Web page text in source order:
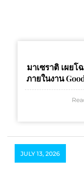
มาเซราติ เผยโ
ภายในงาน
JULY 13, 2026